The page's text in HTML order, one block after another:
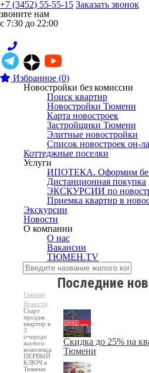
+7 (3452) 55-55-15 Заказать звонок
звоните нам
с 7:30 до 22:00
Избранное (0)
Новостройки без комиссии
Поиск квартир
Новостройки Тюмени
Карта новостроек
Застройщики Тюмени
Элитные новостройки
Список новостроек он-
Коттеджные поселки
Услуги
ИПОТЕКА. Оформим
Дистанционная покупка
ЭКСКУРСИИ по
Приемка квартир в
Экскурсии
Новости
О компании
О нас
Вакансии
ТЮМЕН.TV
Главная
Новости
Старт
продаж
квартир в
3
очереди
жилого
комплекса
ПЕРВЫЙ
КЛЮЧ в
Тюмени
Последние
Скидка до 25% на
Тюмени